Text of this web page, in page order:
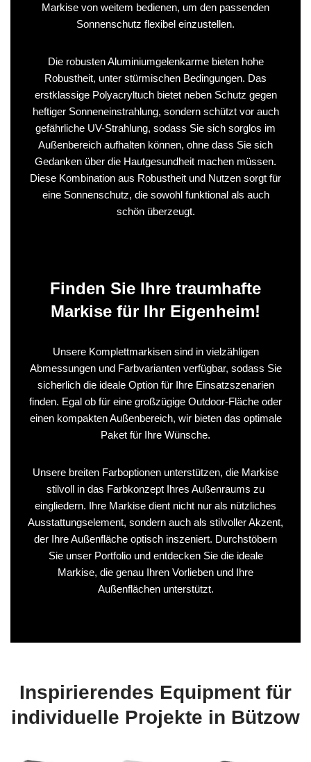
Markise von weitem bedienen, um den passenden
Sonnenschutz flexibel einzustellen.
Die robusten Aluminiumgelenkarme bieten hohe
Robustheit, unter stürmischen Bedingungen. Das
erstklassige Polyacryltuch bietet neben Schutz gegen
heftiger Sonneneinstrahlung, sondern schützt vor auch
gefährliche UV-Strahlung, sodass Sie sich sorglos im
Außenbereich aufhalten können, ohne dass Sie sich
Gedanken über die Hautgesundheit machen müssen.
Diese Kombination aus Robustheit und Nutzen sorgt für
eine Sonnenschutz, die sowohl funktional als auch
schön überzeugt.
Finden Sie Ihre traumhafte
Markise für Ihr Eigenheim!
Unsere Komplettmarkisen sind in vielzähligen
Abmessungen und Farbvarianten verfügbar, sodass Sie
sicherlich die ideale Option für Ihre Einsatzszenarien
finden. Egal ob für eine großzügige Outdoor-Fläche oder
einen kompakten Außenbereich, wir bieten das optimale
Paket für Ihre Wünsche.
Unsere breiten Farboptionen unterstützen, die Markise
stilvoll in das Farbkonzept Ihres Außenraums zu
eingliedern. Ihre Markise dient nicht nur als nützliches
Ausstattungselement, sondern auch als stilvoller Akzent,
der Ihre Außenfläche optisch inszeniert. Durchstöbern
Sie unser Portfolio und entdecken Sie die ideale
Markise, die genau Ihren Vorlieben und Ihre
Außenflächen unterstützt.
Inspirierendes Equipment für
individuelle Projekte in Bützow